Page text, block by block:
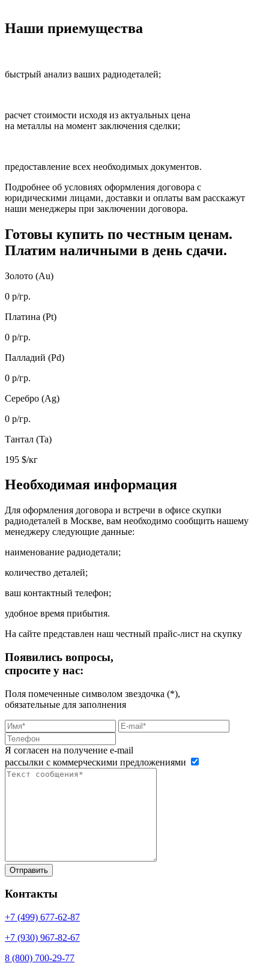
Наши приемущества
быстрый анализ ваших радиодеталей;
расчет стоимости исходя из актуальных цена
на металлы на момент заключения сделки;
предоставление всех необходимых документов.
Подробнее об условиях оформления договора с
юридическими лицами, доставки и оплаты вам расскажут
наши менеджеры при заключении договора.
Готовы купить по честным ценам.
Платим наличными в день сдачи.
Золото (Au)
0 р/гр.
Платина (Pt)
0 р/гр.
Палладий (Pd)
0 р/гр.
Серебро (Ag)
0 р/гр.
Тантал (Ta)
195 $/кг
Необходимая информация
Для оформления договора и встречи в офисе скупки
радиодеталей в Москве, вам необходимо сообщить нашему
менеджеру следующие данные:
наименование радиодетали;
количество деталей;
ваш контактный телефон;
удобное время прибытия.
На сайте представлен наш честный прайс-лист на скупку
Появились вопросы,
спросите у нас:
Поля помеченные символом звездочка (*),
обязательные для заполнения
Я согласен на получение e-mail
рассылки с коммерческими предложениями
Контакты
+7 (499) 677-62-87
+7 (930) 967-82-67
8 (800) 700-29-77